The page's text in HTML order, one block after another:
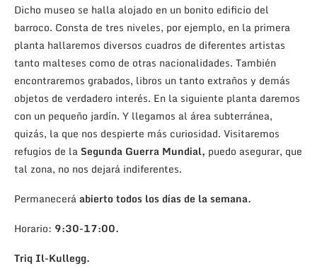
Dicho museo se halla alojado en un bonito edificio del
barroco. Consta de tres niveles, por ejemplo, en la primera
planta hallaremos diversos cuadros de diferentes artistas
tanto malteses como de otras nacionalidades. También
encontraremos grabados, libros un tanto extraños y demás
objetos de verdadero interés. En la siguiente planta daremos
con un pequeño jardín. Y llegamos al área subterránea,
quizás, la que nos despierte más curiosidad. Visitaremos
refugios de la Segunda Guerra Mundial, puedo asegurar, que
tal zona, no nos dejará indiferentes.
Permaneceráabierto todos los días de la semana.
Horario: 9:30-17:00.
Triq Il-Kullegg.